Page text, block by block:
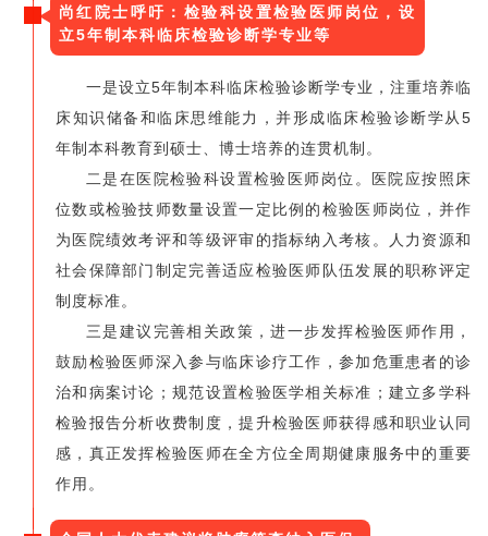
尚红院士呼吁：检验科设置检验医师岗位，设
立5年制本科临床检验诊断学专业等
一是设立5年制本科临床检验诊断学专业，注重培养临
床知识储备和临床思维能力，并形成临床检验诊断学从5
年制本科教育到硕士、博士培养的连贯机制。
二是在医院检验科设置检验医师岗位。医院应按照床
位数或检验技师数量设置一定比例的检验医师岗位，并作
为医院绩效考评和等级评审的指标纳入考核。人力资源和
社会保障部门制定完善适应检验医师队伍发展的职称评定
制度标准。
三是建议完善相关政策，进一步发挥检验医师作用，
鼓励检验医师深入参与临床诊疗工作，参加危重患者的诊
治和病案讨论；规范设置检验医学相关标准；建立多学科
检验报告分析收费制度，提升检验医师获得感和职业认同
感，真正发挥检验医师在全方位全周期健康服务中的重要
作用。